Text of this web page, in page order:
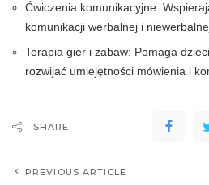
Ćwiczenia komunikacyjne:
komunikacji werbalnej i
Terapia gier i zabaw: Pomaga
rozwijać umiejętności mówienia i
SHARE
PREVIOUS ARTICLE